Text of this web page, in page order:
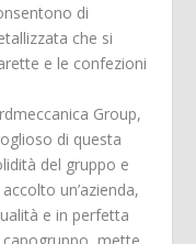
di
che si
e le confezioni
Group,
di questa
del gruppo e
un’azienda,
e in perfetta